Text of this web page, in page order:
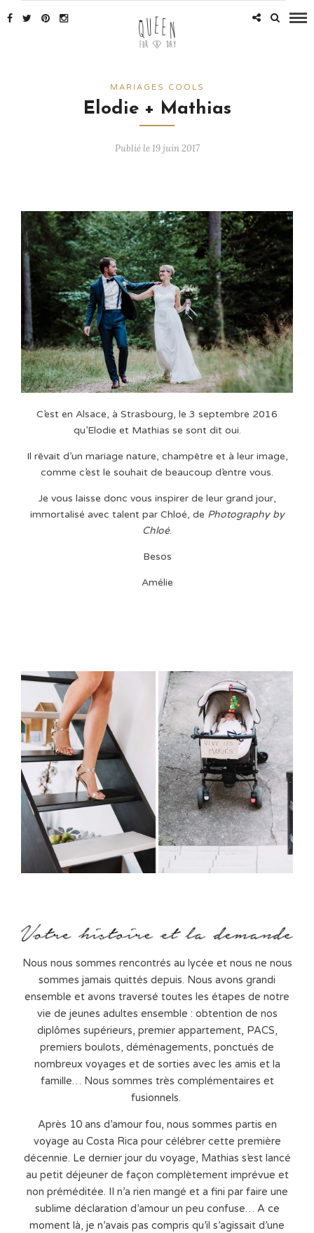
MARIAGES COOLS
Elodie + Mathias
Publié le 19 juin 2017
C’est en Alsace, à Strasbourg, le 3 septembre 2016
qu’Elodie et Mathias se sont dit oui.
Il rêvait d’un mariage nature, champêtre et à leur image,
comme c’est le souhait de beaucoup d’entre vous.
Je vous laisse donc vous inspirer de leur grand jour,
immortalisé avec talent par Chloé, de Photography by
Chloé.
Besos
Amélie
Nous nous sommes rencontrés au lycée et nous ne nous
sommes jamais quittés depuis. Nous avons grandi
ensemble et avons traversé toutes les étapes de notre
vie de jeunes adultes ensemble : obtention de nos
diplômes supérieurs, premier appartement, PACS,
premiers boulots, déménagements, ponctués de
nombreux voyages et de sorties avec les amis et la
famille… Nous sommes très complémentaires et
fusionnels.
Après 10 ans d’amour fou, nous sommes partis en
voyage au Costa Rica pour célébrer cette première
décennie. Le dernier jour du voyage, Mathias s’est lancé
au petit déjeuner de façon complètement imprévue et
non préméditée. Il n’a rien mangé et a fini par faire une
sublime déclaration d’amour un peu confuse… A ce
moment là, je n’avais pas compris qu’il s’agissait d’une